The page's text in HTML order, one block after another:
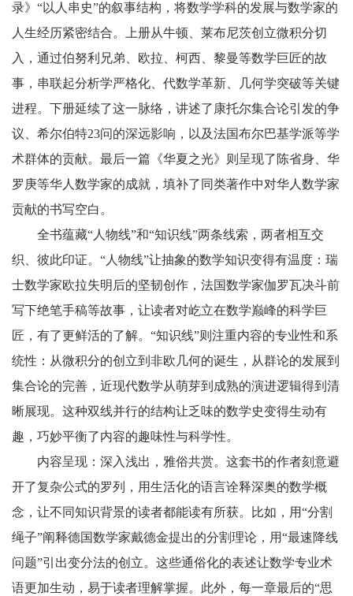
录》“以人串史”的叙事结构，将数学学科的发展与数学家的
人生经历紧密结合。上册从牛顿、莱布尼茨创立微积分切
入，通过伯努利兄弟、欧拉、柯西、黎曼等数学巨匠的故
事，串联起分析学严格化、代数学革新、几何学突破等关键
进程。下册延续了这一脉络，讲述了康托尔集合论引发的争
议、希尔伯特23问的深远影响，以及法国布尔巴基学派等学
术群体的贡献。最后一篇《华夏之光》则呈现了陈省身、华
罗庚等华人数学家的成就，填补了同类著作中对华人数学家
贡献的书写空白。
全书蕴藏“人物线”和“知识线”两条线索，两者相互交
织、彼此印证。“人物线”让抽象的数学知识变得有温度：瑞
士数学家欧拉失明后的坚韧创作，法国数学家伽罗瓦决斗前
写下绝笔手稿等故事，让读者对屹立在数学巅峰的科学巨
匠，有了更鲜活的了解。“知识线”则注重内容的专业性和系
统性：从微积分的创立到非欧几何的诞生，从群论的发展到
集合论的完善，近现代数学从萌芽到成熟的演进逻辑得到清
晰展现。这种双线并行的结构让乏味的数学史变得生动有
趣，巧妙平衡了内容的趣味性与科学性。
内容呈现：深入浅出，雅俗共赏。这套书的作者刻意避
开了复杂公式的罗列，用生活化的语言诠释深奥的数学概
念，让不同知识背景的读者都能读有所获。比如，用“分割
绳子”阐释德国数学家戴德金提出的分割理论，用“最速降线
问题”引出变分法的创立。这些通俗化的表述让数学专业术
语更加生动，易于读者理解掌握。此外，每一章最后的“思